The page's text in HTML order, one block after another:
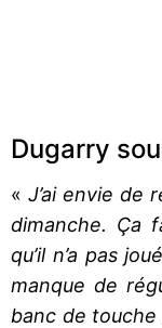
Dugarry
« J’ai envie de
dimanche. Ça
qu’il n’a pas
manque de
banc de touche